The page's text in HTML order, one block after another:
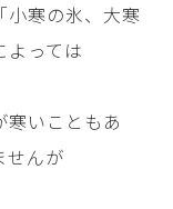
小寒の氷、大寒
よっては
いこともあ
せんが